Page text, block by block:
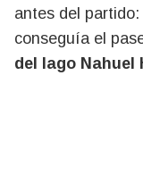
antes del
conseguía el
del lago Nahuel